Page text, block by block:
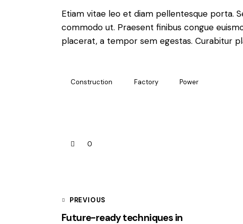
Etiam vitae leo et diam pellentesque porta.
commodo ut. Praesent finibus congue
placerat, a tempor sem egestas. Curabitur
Construction Factory Power
0
PREVIOUS
Future-ready techniques in